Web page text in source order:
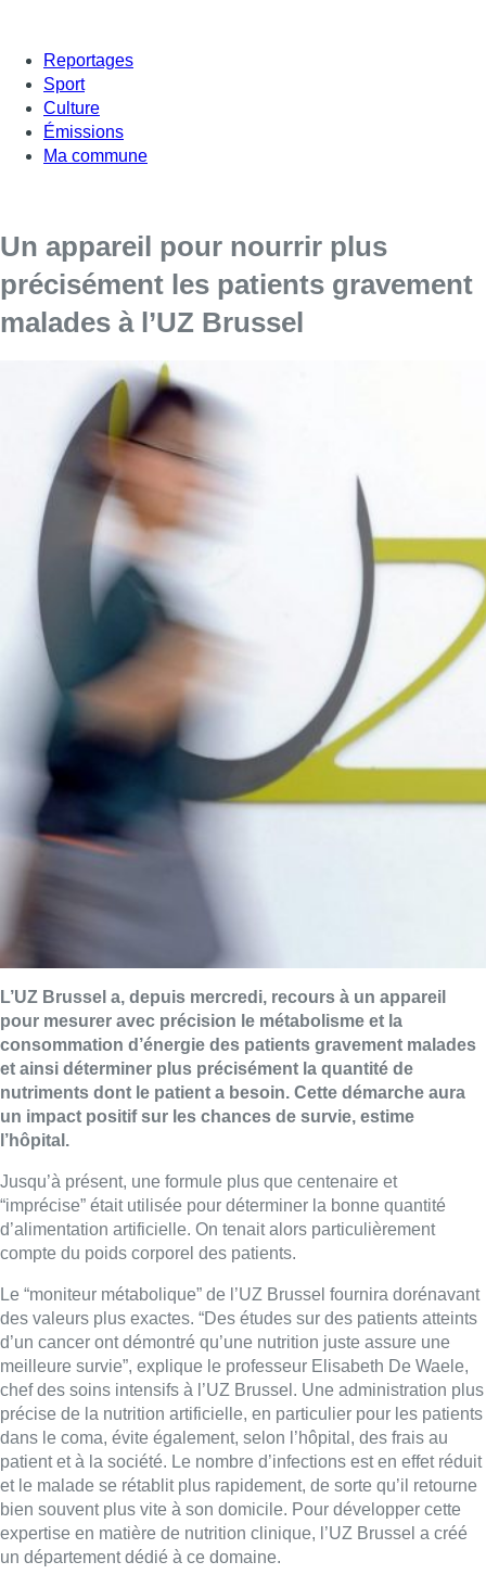
Reportages
Sport
Culture
Émissions
Ma commune
Un appareil pour nourrir plus
précisément les patients gravement
malades à l’UZ Brussel
L’UZ Brussel a, depuis mercredi, recours à un appareil
pour mesurer avec précision le métabolisme et la
consommation d’énergie des patients gravement malades
et ainsi déterminer plus précisément la quantité de
nutriments dont le patient a besoin. Cette démarche aura
un impact positif sur les chances de survie, estime
l’hôpital.
Jusqu’à présent, une formule plus que centenaire et
“imprécise” était utilisée pour déterminer la bonne quantité
d’alimentation artificielle. On tenait alors particulièrement
compte du poids corporel des patients.
Le “moniteur métabolique” de l’UZ Brussel fournira dorénavant
des valeurs plus exactes. “Des études sur des patients atteints
d’un cancer ont démontré qu’une nutrition juste assure une
meilleure survie”, explique le professeur Elisabeth De Waele,
chef des soins intensifs à l’UZ Brussel. Une administration plus
précise de la nutrition artificielle, en particulier pour les patients
dans le coma, évite également, selon l’hôpital, des frais au
patient et à la société. Le nombre d’infections est en effet réduit
et le malade se rétablit plus rapidement, de sorte qu’il retourne
bien souvent plus vite à son domicile. Pour développer cette
expertise en matière de nutrition clinique, l’UZ Brussel a créé
un département dédié à ce domaine.